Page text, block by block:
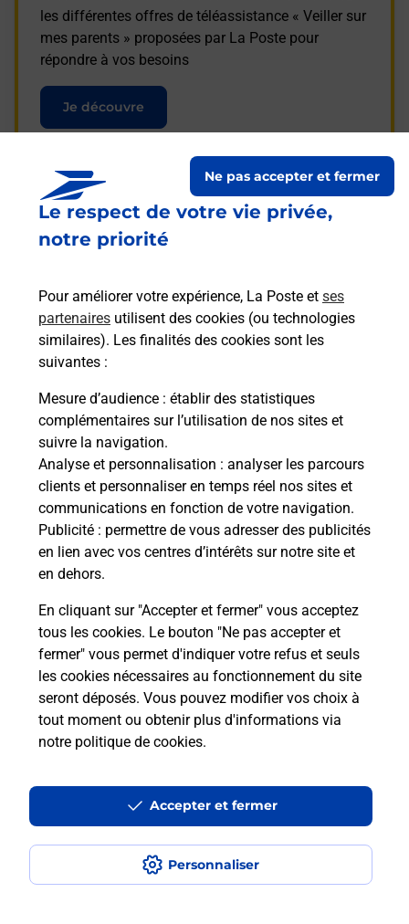
Le respect de votre vie privée,
notre priorité
Pour améliorer votre expérience, La Poste et ses
partenaires utilisent des cookies (ou technologies
similaires). Les finalités des cookies sont les
suivantes :
Mesure d’audience : établir des statistiques
complémentaires sur l’utilisation de nos sites et
suivre la navigation.
Analyse et personnalisation : analyser les parcours
clients et personnaliser en temps réel nos sites et
communications en fonction de votre navigation.
Publicité : permettre de vous adresser des publicités
en lien avec vos centres d’intérêts sur notre site et
en dehors.
En cliquant sur "Accepter et fermer" vous acceptez
tous les cookies. Le bouton "Ne pas accepter et
fermer" vous permet d'indiquer votre refus et seuls
les cookies nécessaires au fonctionnement du site
seront déposés. Vous pouvez modifier vos choix à
tout moment ou obtenir plus d'informations via
notre politique de cookies.
Personnaliser
Ne pas accepter et fermer
Accepter et fermer
les différentes offres de téléassistance « Veiller sur
mes parents » proposées par La Poste pour
répondre à vos besoins
Je découvre
Questions fréquemment
posées
La téléassistance classique avec
médaillon d’alarme qu’est ce que
c’est ?
Comment fonctionne la
téléassistance classique ?
Comment est installée la
téléassistance classique ?
Localiser Liste Liste - téléassistance
Ain - téléassistance
Jassans Riottier - téléassistance
Accessibilité : partiellement conforme
Conditions contractuelles
Mentions légales